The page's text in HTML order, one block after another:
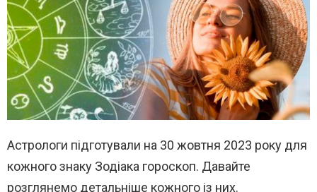
Астрологи підготували на 30 жовтня 2023 року для
кожного знаку Зодіака гороскоп. Давайте
розглянемо детальніше кожного із них.